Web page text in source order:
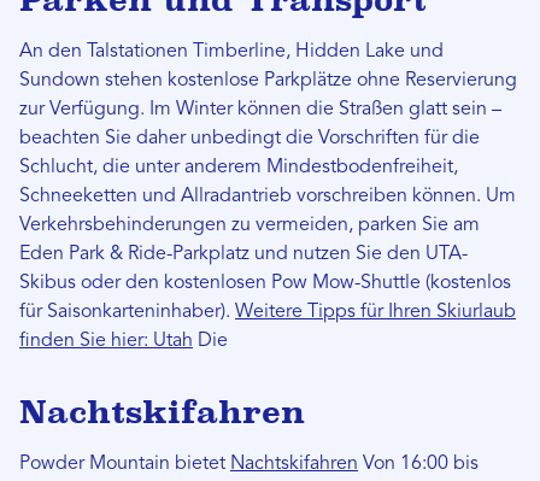
An den Talstationen Timberline, Hidden Lake und
Sundown stehen kostenlose Parkplätze ohne Reservierung
zur Verfügung. Im Winter können die Straßen glatt sein –
beachten Sie daher unbedingt die Vorschriften für die
Schlucht, die unter anderem Mindestbodenfreiheit,
Schneeketten und Allradantrieb vorschreiben können. Um
Verkehrsbehinderungen zu vermeiden, parken Sie am
Eden Park & ​​Ride-Parkplatz und nutzen Sie den UTA-
Skibus oder den kostenlosen Pow Mow-Shuttle (kostenlos
für Saisonkarteninhaber). Weitere Tipps für Ihren Skiurlaub
finden Sie hier: Utah Die
Nachtskifahren
Powder Mountain bietet Nachtskifahren Von 16:00 bis